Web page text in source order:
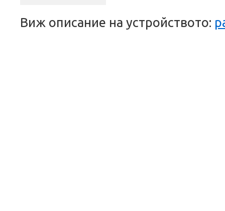
Виж описание на устройството: